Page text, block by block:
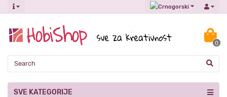
0
SVE KATEGORIJE